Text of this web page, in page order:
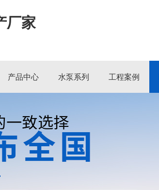
厂家
产品中心 水泵系列 工程案例